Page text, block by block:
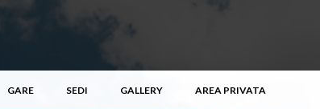
GARE SEDI GALLERY AREA PRIVATA